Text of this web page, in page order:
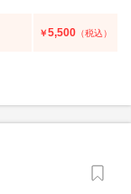
￥5,500 （税込）